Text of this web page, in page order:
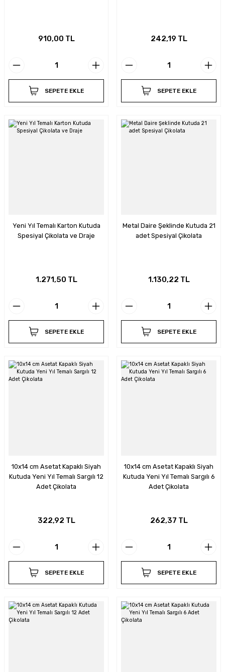
910,00 TL
SEPETE EKLE
242,19 TL
SEPETE EKLE
Yeni Yıl Temalı Karton Kutuda
Spesiyal Çikolata ve Draje
1.271,50 TL
SEPETE EKLE
Metal Daire Şeklinde Kutuda 21
adet Spesiyal Çikolata
1.130,22 TL
SEPETE EKLE
10x14 cm Asetat Kapaklı Siyah
Kutuda Yeni Yıl Temalı Sargılı 12
Adet Çikolata
322,92 TL
SEPETE EKLE
10x14 cm Asetat Kapaklı Siyah
Kutuda Yeni Yıl Temalı Sargılı 6
Adet Çikolata
262,37 TL
SEPETE EKLE